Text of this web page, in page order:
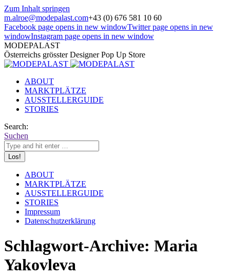
Zum Inhalt springen
m.alroe@modepalast.com+43 (0) 676 581 10 60
Facebook page opens in new windowTwitter page opens in new
windowInstagram page opens in new window
MODEPALAST
Österreichs grösster Designer Pop Up Store
ABOUT
MARKTPLÄTZE
AUSSTELLERGUIDE
STORIES
Search:
Suchen
ABOUT
MARKTPLÄTZE
AUSSTELLERGUIDE
STORIES
Impressum
Datenschutzerklärung
Schlagwort-Archive: Maria
Yakovleva